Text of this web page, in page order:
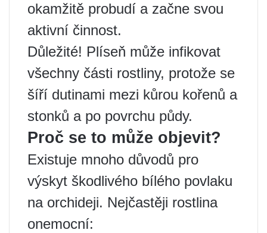
okamžitě probudí a začne svou
aktivní činnost.
Důležité! Plíseň může infikovat
všechny části rostliny, protože se
šíří dutinami mezi kůrou kořenů a
stonků a po povrchu půdy.
Proč se to může objevit?
Existuje mnoho důvodů pro
výskyt škodlivého bílého povlaku
na orchideji. Nejčastěji rostlina
onemocní: